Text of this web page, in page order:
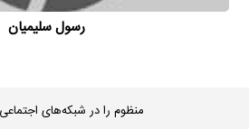
رسول سلیمیان
منظوم را در شبکه‌های اجتماعی